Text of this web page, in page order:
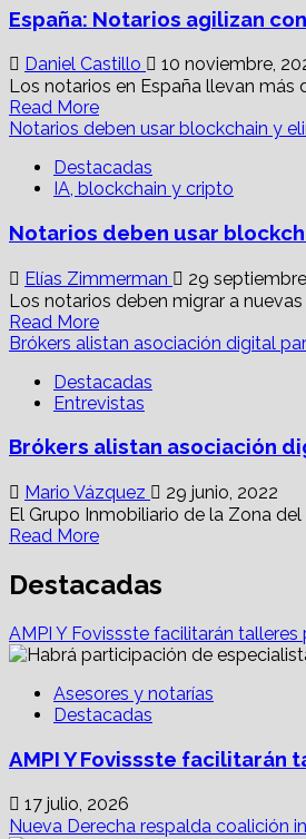
Notarios
indicaciones
de
Banxico
España: Notarios agilizan
Daniel Castillo
10 noviembre,
Los notarios en España llevan más
Read MoreRead
more
España:
Notarios
consulta
copias
de
escrituras
en
Notarios deben usar blockchain y
Destacadas
IA, blockchain y cripto
Notarios deben usar
Elías Zimmerman
29
Los notarios deben migrar a
Read MoreRead
more
Notarios
deben usar
y
“hipocresías
jurídicas”
Brókers alistan asociación digital
Destacadas
Entrevistas
Brókers alistan asociación
Mario Vázquez
29 junio, 2022
El Grupo Inmobiliario de la Zona
Read MoreRead
about
Brókers
asociación
digital
colaborar
con
proptechs
Destacadas
AMPI Y Fovissste facilitarán
Asesores y notarías
Destacadas
AMPI Y Fovissste
17 julio, 2026
Nueva Derecha respalda coalición